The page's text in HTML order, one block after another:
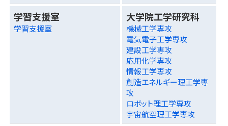
学習支援室
学習支援室
大学院工学研究科
機械工学専攻
電気電子工学専攻
建設工学専攻
応用化学専攻
情報工学専攻
創造エネルギー理工学専
攻
ロボット理工学専攻
宇宙航空理工学専攻